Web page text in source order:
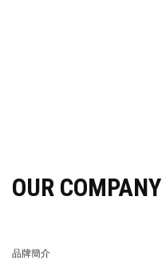
OUR COMPANY
品牌簡介